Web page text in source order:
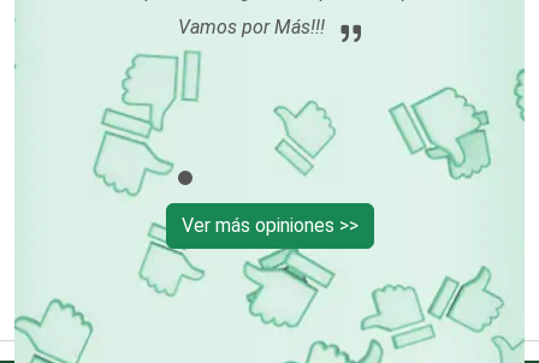
Contadores
Control de Plagas
Conversiones Automotrices
Copiadoras
Vamos por Más!!!
Ver más opiniones >>